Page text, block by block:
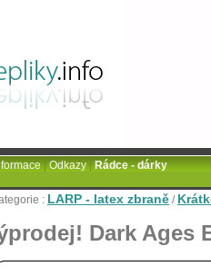
: LARP - latex zbraně /
Dark Ages
|Odkazy|Rádce - dárky